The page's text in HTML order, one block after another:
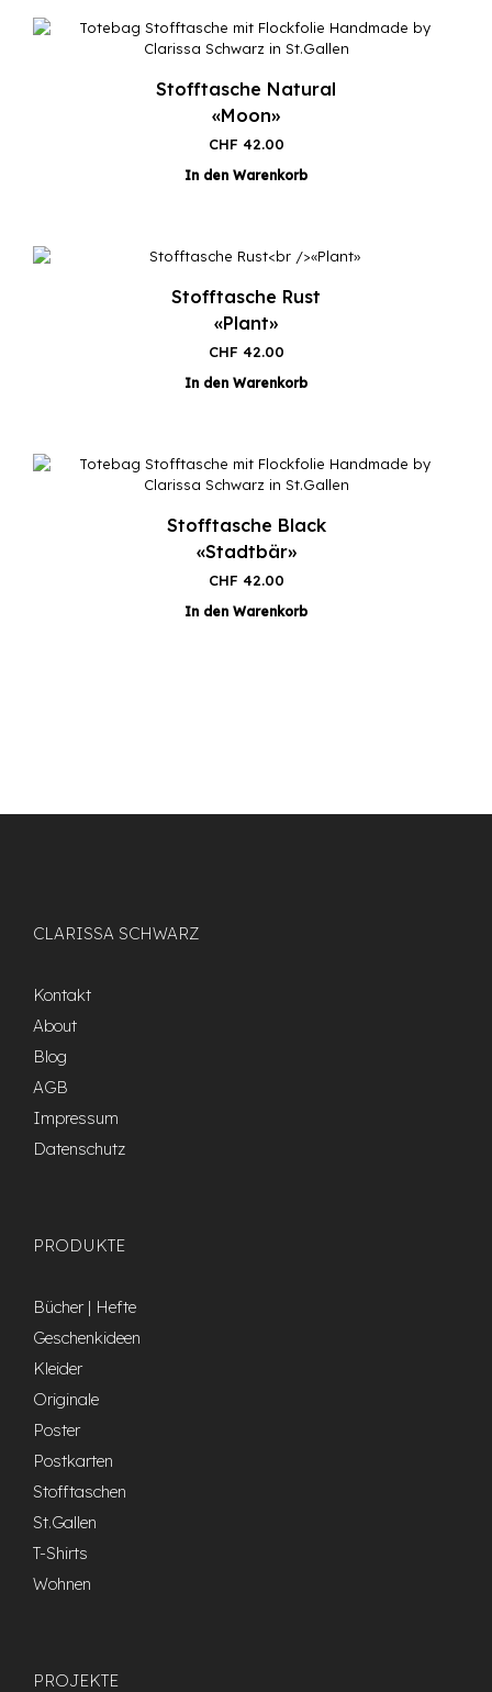
Stofftasche Natural
«Moon»
CHF 42.00
In den Warenkorb
Stofftasche Rust
«Plant»
CHF 42.00
In den Warenkorb
Stofftasche Black
«Stadtbär»
CHF 42.00
In den Warenkorb
CLARISSA SCHWARZ
Kontakt
About
Blog
AGB
Impressum
Datenschutz
PRODUKTE
Bücher | Hefte
Geschenkideen
Kleider
Originale
Poster
Postkarten
Stofftaschen
St.Gallen
T-Shirts
Wohnen
PROJEKTE